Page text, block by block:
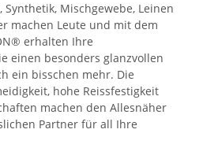
Synthetik, Mischgewebe, Leinen
machen Leute und mit dem
erhalten Ihre
einen besonders glanzvollen
ein bisschen mehr. Die
hohe Reissfestigkeit
machen den Allesnäher
Partner für all Ihre